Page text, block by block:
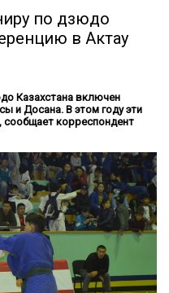
по дзюдо
в Актау
Казахстана включен
и Досана. В этом году эти
корреспондент